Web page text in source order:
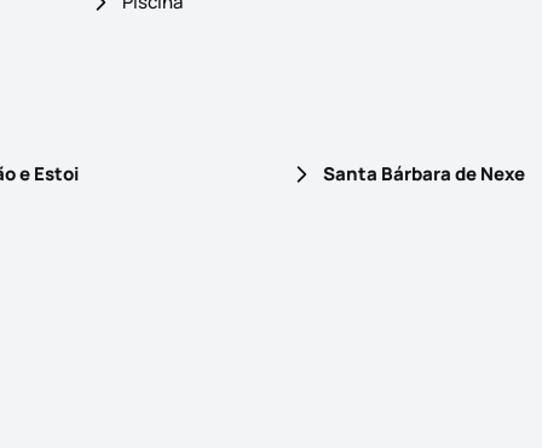
e Estoi Santa Bárbara de Nexe